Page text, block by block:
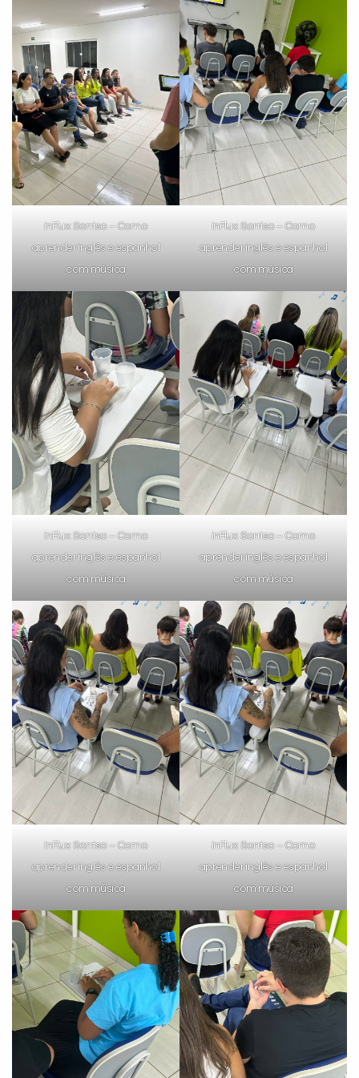
inFlux Sorriso – Como
aprender inglês e espanhol
com música
inFlux Sorriso – Como
aprender inglês e espanhol
com música
inFlux Sorriso – Como
aprender inglês e espanhol
com música
inFlux Sorriso – Como
aprender inglês e espanhol
com música
inFlux Sorriso – Como
aprender inglês e espanhol
com música
inFlux Sorriso – Como
aprender inglês e espanhol
com música
VOLTAR